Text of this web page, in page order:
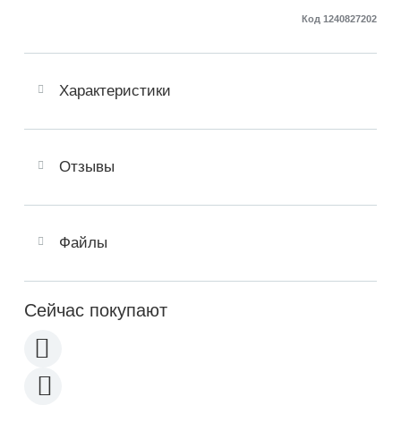
Код 1240827202
Характеристики
Отзывы
Файлы
Сейчас покупают